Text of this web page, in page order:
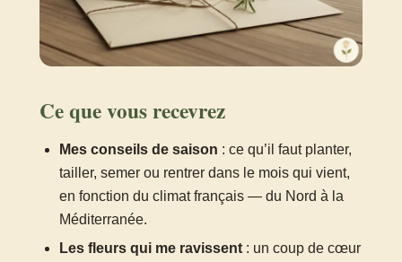
Ce que vous recevrez
Mes conseils de saison : ce qu’il faut planter,
tailler, semer ou rentrer dans le mois qui vient,
en fonction du climat français — du Nord à la
Méditerranée.
Les fleurs qui me ravissent : un coup de cœur